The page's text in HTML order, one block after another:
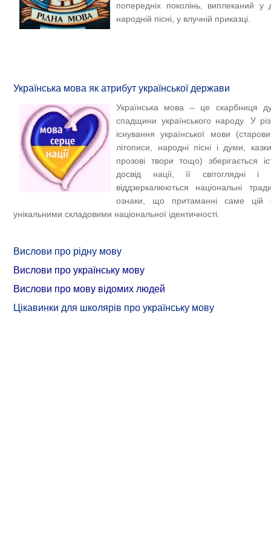
попередніх поколінь, виплеканий у
народній пісні, у влучній приказці.
Українська мова як атрибут української держави
Українська мова – це скарбниця
спадщини українського народу. У
існування української мови
літописи, народні пісні і думи,
прозові твори тощо) зберігається
досвід нації, її світоглядні і
віддзеркалюються національні
ознаки, що притаманні саме цій
унікальними складовими національної ідентичності.
Вислови про рідну мову
Вислови про українську мову
Вислови про мову відомих людей
Цікавинки для школярів про українську мову